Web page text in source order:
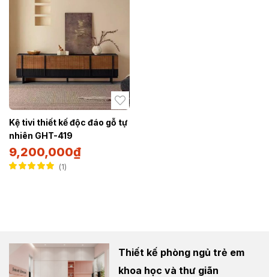
Kệ tivi thiết kế độc đáo gỗ tự
nhiên GHT-419
9,200,000₫
1
Thiết kế phòng ngủ trẻ em
khoa học và thư giãn